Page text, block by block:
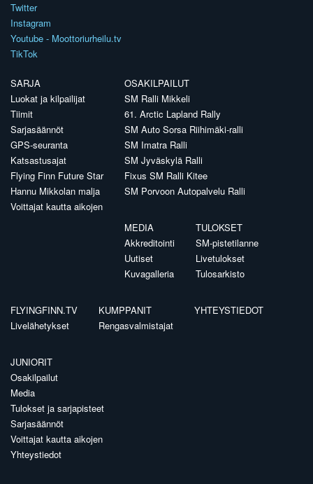
Twitter
Instagram
Youtube - Moottoriurheilu.tv
TikTok
SARJA
Luokat ja kilpailijat
Tiimit
Sarjasäännöt
GPS-seuranta
Katsastusajat
Flying Finn Future Star
Hannu Mikkolan malja
Voittajat kautta aikojen
OSAKILPAILUT
SM Ralli Mikkeli
61. Arctic Lapland Rally
SM Auto Sorsa Riihimäki-ralli
SM Imatra Ralli
SM Jyväskylä Ralli
Fixus SM Ralli Kitee
SM Porvoon Autopalvelu Ralli
MEDIA
Akkreditointi
Uutiset
Kuvagalleria
TULOKSET
SM-pistetilanne
Livetulokset
Tulosarkisto
FLYINGFINN.TV
Livelähetykset
KUMPPANIT
Rengasvalmistajat
YHTEYSTIEDOT
JUNIORIT
Osakilpailut
Media
Tulokset ja sarjapisteet
Sarjasäännöt
Voittajat kautta aikojen
Yhteystiedot